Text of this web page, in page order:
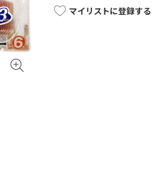
マイリストに登録する